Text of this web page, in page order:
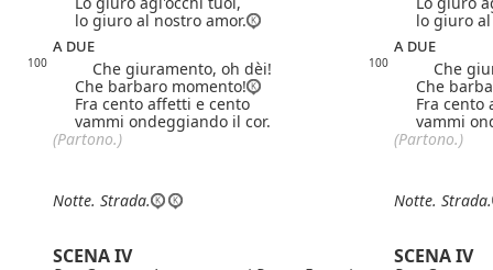
lo giuro al nostro amor.
lo giuro
a due a due
100 Che giuramento, oh dèi! 100
Che
Che barbaro momento!
Che
Fra cento affetti e cento
Fra cento
vammi ondeggiando il cor.
vammi
(Partono.)
(Partono.)
Notte. Strada. Notte. Strada.
SCENA IV SCENA IV